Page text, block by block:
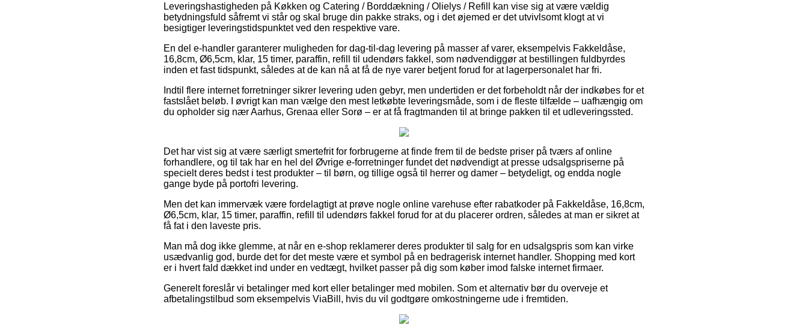
Leveringshastigheden på Køkken og Catering / Borddækning / Olielys / Refill kan vise sig at være vældig
betydningsfuld såfremt vi står og skal bruge din pakke straks, og i det øjemed er det utvivlsomt klogt at vi
besigtiger leveringstidspunktet ved den respektive vare.
En del e-handler garanterer muligheden for dag-til-dag levering på masser af varer, eksempelvis Fakkeldåse,
16,8cm, Ø6,5cm, klar, 15 timer, paraffin, refill til udendørs fakkel, som nødvendiggør at bestillingen fuldbyrdes
inden et fast tidspunkt, således at de kan nå at få de nye varer betjent forud for at lagerpersonalet har fri.
Indtil flere internet forretninger sikrer levering uden gebyr, men undertiden er det forbeholdt når der indkøbes for et
fastslået beløb. I øvrigt kan man vælge den mest letkøbte leveringsmåde, som i de fleste tilfælde – uafhængig om
du opholder sig nær Aarhus, Grenaa eller Sorø – er at få fragtmanden til at bringe pakken til et udleveringssted.
Det har vist sig at være særligt smertefrit for forbrugerne at finde frem til de bedste priser på tværs af online
forhandlere, og til tak har en hel del Øvrige e-forretninger fundet det nødvendigt at presse udsalgspriserne på
specielt deres bedst i test produkter – til børn, og tillige også til herrer og damer – betydeligt, og endda nogle
gange byde på portofri levering.
Men det kan immervæk være fordelagtigt at prøve nogle online varehuse efter rabatkoder på Fakkeldåse, 16,8cm,
Ø6,5cm, klar, 15 timer, paraffin, refill til udendørs fakkel forud for at du placerer ordren, således at man er sikret at
få fat i den laveste pris.
Man må dog ikke glemme, at når en e-shop reklamerer deres produkter til salg for en udsalgspris som kan virke
usædvanlig god, burde det for det meste være et symbol på en bedragerisk internet handler. Shopping med kort
er i hvert fald dækket ind under en vedtægt, hvilket passer på dig som køber imod falske internet firmaer.
Generelt foreslår vi betalinger med kort eller betalinger med mobilen. Som et alternativ bør du overveje et
afbetalingstilbud som eksempelvis ViaBill, hvis du vil godtgøre omkostningerne ude i fremtiden.